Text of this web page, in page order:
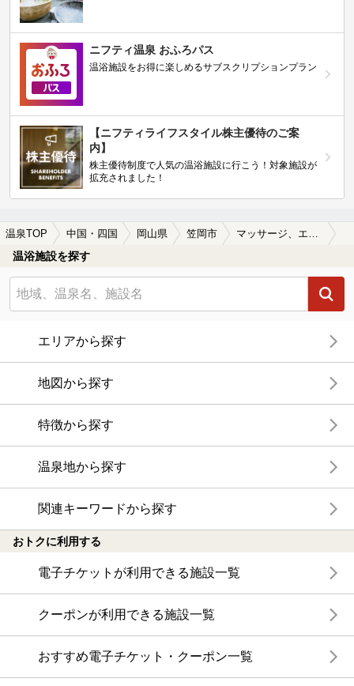
ニフティ温泉 おふろパス
温浴施設をお得に楽しめるサブスクリプションプラン
【ニフティライフスタイル株主優待のご案
内】
株主優待制度で人気の温浴施設に行こう！対象施設が
拡充されました！
温泉TOP 中国・四国 岡山県 笠岡市 マッサージ、エステがある笠岡市の温泉、日帰り温泉、スーパー銭湯おすすめ
温浴施設を探す
エリアから探す
地図から探す
特徴から探す
温泉地から探す
関連キーワードから探す
おトクに利用する
電子チケットが利用できる施設一覧
クーポンが利用できる施設一覧
おすすめ電子チケット・クーポン一覧